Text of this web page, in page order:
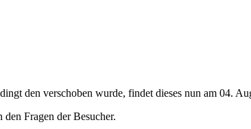
den verschoben wurde, findet dieses nun am 04.
Fragen der Besucher.